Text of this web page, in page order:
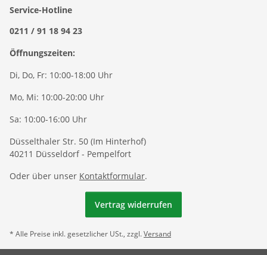
Service-Hotline
0211 / 91 18 94 23
Öffnungszeiten:
Di, Do, Fr: 10:00-18:00 Uhr
Mo, Mi: 10:00-20:00 Uhr
Sa: 10:00-16:00 Uhr
Düsselthaler Str. 50 (Im Hinterhof)
40211 Düsseldorf - Pempelfort
Oder über unser Kontaktformular.
Vertrag widerrufen
* Alle Preise inkl. gesetzlicher USt., zzgl.Versand